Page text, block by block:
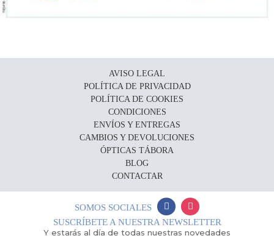
AVISO LEGAL
POLÍTICA DE PRIVACIDAD
POLÍTICA DE COOKIES
CONDICIONES
ENVÍOS Y ENTREGAS
CAMBIOS Y DEVOLUCIONES
ÓPTICAS TÁBORA
BLOG
CONTACTAR
SOMOS SOCIALES
SUSCRÍBETE A NUESTRA NEWSLETTER
Y estarás al día de todas nuestras novedades